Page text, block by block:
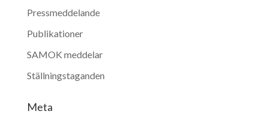
Pressmeddelande
Publikationer
SAMOK meddelar
Ställningstaganden
Meta